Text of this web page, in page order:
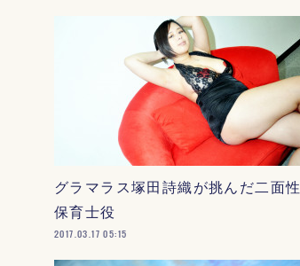
グラマラス塚田詩織が挑んだ二面
保育士役
2017.03.17 05:15